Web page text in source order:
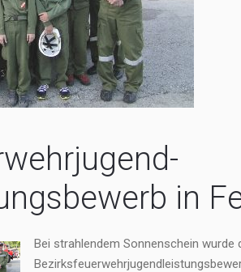
in
Bei strahlendem Sonnenschein wurde